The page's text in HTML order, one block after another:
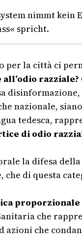
nimmt kein
spricht.
per la città ci
razziale?
disinformazione,
nazionale,
tedesca,
di odio
la difesa
di questa
che
azioni che